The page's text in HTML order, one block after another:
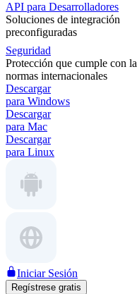
API para Desarrolladores
Soluciones de integración
preconfiguradas
Seguridad
Protección que cumple con
normas internacionales
Descargar
para Windows
Descargar
para Mac
Descargar
para Linux
Iniciar Sesión
Regístrese gratis